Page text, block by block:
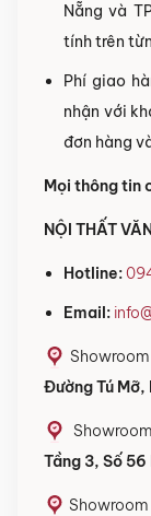
Nẵng và
tính trên
Phí giao
nhận với
đơn hàng
Mọi thông tin
NỘI THẤT
Hotline:
Email:
Đường Tú Mỡ,
Tầng 3, Số
Showroom